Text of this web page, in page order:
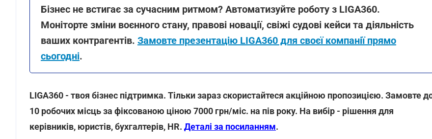
Бізнес не встигає за сучасним ритмом? Автоматизуйте роботу з LIGA360.
Моніторте зміни воєнного стану, правові новації, свіжі судові кейси та діяльність
ваших контрагентів. Замовте презентацію LIGA360 для своєї компанії прямо
сьогодні.
LIGA360 - твоя бізнес підтримка. Тільки зараз скористайтеся акційною пропозицією. Замовте
10 робочих місць за фіксованою ціною 7000 грн/міс. на пів року. На вибір - рішення для
керівників, юристів, бухгалтерів, HR. Деталі за посиланням.